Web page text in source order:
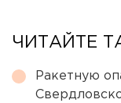
ЧИТАЙТЕ
Ракетную